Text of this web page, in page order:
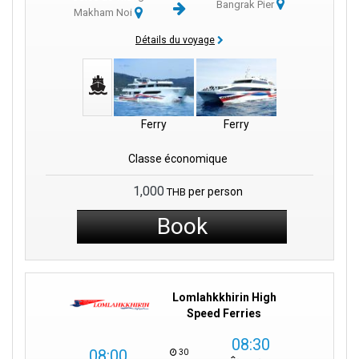
Vous pouvez y observer des traditions anciennes toujours
un endroit où le passé et le présent se rencontrent, offrant aux
visiteurs un aperçu unique de la Thaïlande.
Bangrak Pier est le point de départ de cette histoire
passionnante. Avec ses traditions vibrantes, sa cuisine
délicieuse et ses paysages naturels à couper le souffle, la
L’aéroport de Samuitout proche garantit des arrivées et
Pour les amateurs de culture, la statue du Grand Bouddha et les
bouddhas dorés environnants incarnent la foi de Ko Samui. Le
parc national d’Ang Thong, avec sa beauté naturelle préservée,
Bangrak Pier n’est pas seulement une station centrale pour les
parties de l’île et d’autres lieux intéressants commeSurat Thani.
Makham Noi
Bangrak Pier
Détails du voyage
Ferry Ferry
Classe économique
1,000 THB per person
Book
Lomlahkkhirin High
Speed Ferries
30
08:30